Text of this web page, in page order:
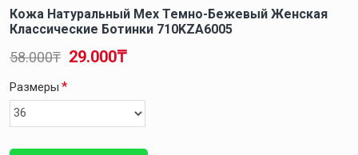
Кожа Натуральный Мех Темно-Бежевый Женская
Классические Ботинки 710KZA6005
29.000₸
58.000₸
Размеры